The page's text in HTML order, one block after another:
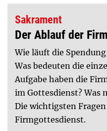
Sakrament
Der Ablauf der
Wie läuft die
Was bedeuten die
Aufgabe haben die
im Gottesdienst? Was
Die wichtigsten
Firmgottesdienst.